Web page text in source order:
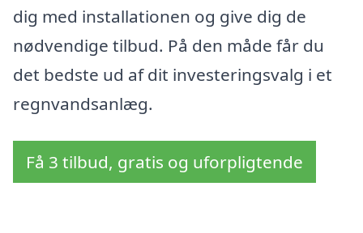
dig med installationen og give dig de
nødvendige tilbud. På den måde får du
det bedste ud af dit investeringsvalg i et
regnvandsanlæg.
Få 3 tilbud, gratis og uforpligtende